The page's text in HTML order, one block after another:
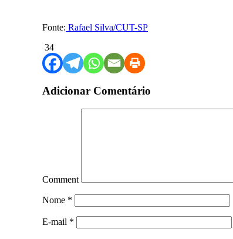
Fonte: Rafael Silva/CUT-SP
34
Adicionar Comentário
Comment
Nome *
E-mail *